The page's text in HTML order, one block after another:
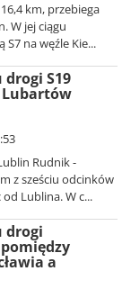
km, przebiega
W jej ciągu
S7 na węźle Kie...
S19
Rudnik -
z sześciu odcinków
Lublina. W c...
drogi
a